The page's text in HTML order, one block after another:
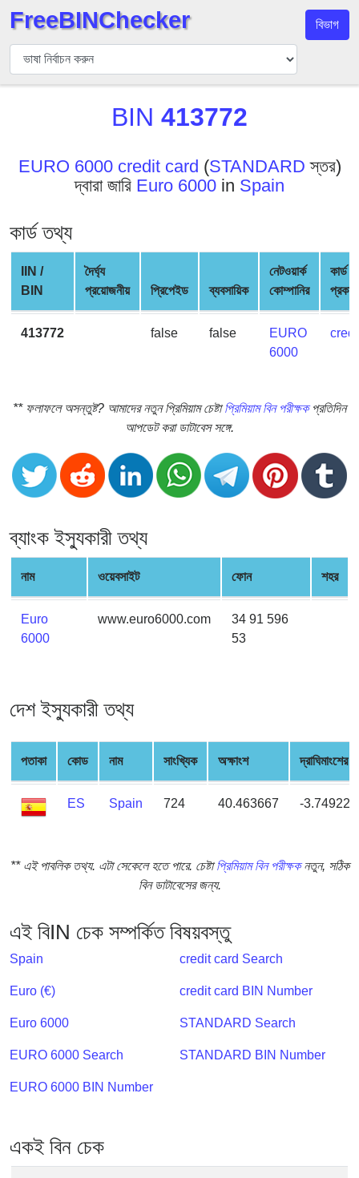
বিন
যাচাইকারী
সংখ্যা
BIN
Generator
BIN
Checker
v2
BIN
from
Banks
Credit
Card
Validator
Credit
Card
Generator
Random
Credit
Card
Credit
Card
BIN
Credit
Card
Checker
My
IP
Address
Lookup
IP
Checker
FreeBINChecker বিভাগ
BIN 413772
EURO 6000 credit card (STANDARD স্তর)
দ্বারা জারি Euro 6000 in Spain
কার্ড তথ্য
IIN /
BIN
দৈর্ঘ্য
প্রয়োজনীয়
প্রিপেইড ব্যবসায়িক
নেটওয়ার্ক
কোম্পানির
কার্ড
প্রকার
413772 false false
EURO
6000
** ফলাফলে অসন্তুষ্ট? আমাদের নতুন প্রিমিয়াম চেষ্টাপ্রিমিয়াম বিন পরীক্ষকপ্রতিদিন
আপডেট করা ডাটাবেস সঙ্গে.
ব্যাংক ইস্যুকারী তথ্য
নাম ওয়েবসাইট ফোন শহর
Euro
6000
www.euro6000.com
34 91 596
53
দেশ ইস্যুকারী তথ্য
পতাকা কোড নাম সাংখ্যিক অক্ষাংশ দ্রাঘিমাংশের
ES Spain 724 40.463667 -3.74922
** এই পাবলিক তথ্য. এটা সেকেলে হতে পারে. চেষ্টাপ্রিমিয়াম বিন পরীক্ষকনতুন, সঠিক
বিন ডাটাবেসের জন্য.
এই বিIN চেক সম্পর্কিত বিষয়বস্তু
Spain
Euro (€)
Euro 6000
EURO 6000 Search
EURO 6000 BIN Number
credit card Search
credit card BIN Number
STANDARD Search
STANDARD BIN Number
একই বিন চেক